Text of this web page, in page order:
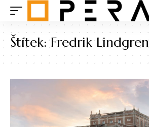
Štítek:Fredrik Lindgren